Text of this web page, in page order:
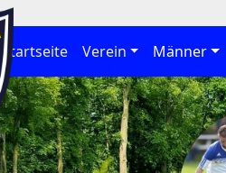
Startseite Verein Männer